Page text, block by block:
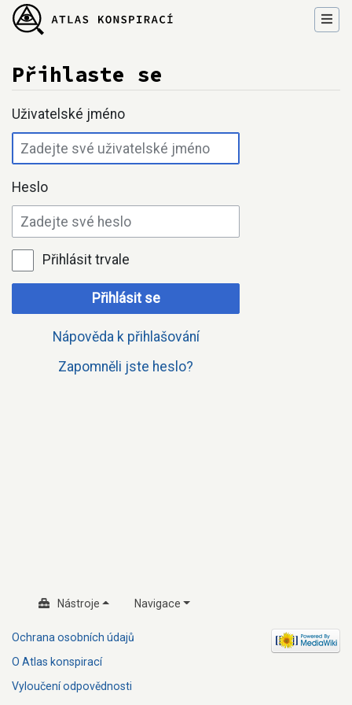
Přihlaste se
Přejít na:navigace,
Uživatelské jméno
Heslo
Přihlásit trvale
Přihlásit se
Nápověda k přihlašování
Zapomněli jste heslo?
Nástroje Navigace
Ochrana osobních údajů
O Atlas konspirací
Vyloučení odpovědnosti